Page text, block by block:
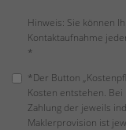
Hinweis: Sie können
Kontaktaufnahme
*
*Der Button
Kosten entstehen.
Zahlung der jeweils
Maklerprovision ist